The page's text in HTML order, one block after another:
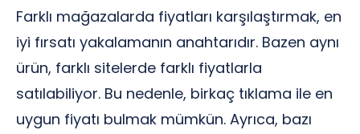
Farklı mağazalarda fiyatları karşılaştırmak, en
iyi fırsatı yakalamanın anahtarıdır. Bazen aynı
ürün, farklı sitelerde farklı fiyatlarla
satılabiliyor. Bu nedenle, birkaç tıklama ile en
uygun fiyatı bulmak mümkün. Ayrıca, bazı